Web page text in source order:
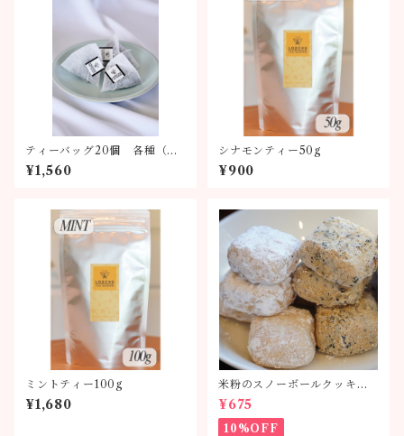
ティーバッグ20個 各種（全
6種類）
¥1,560
シナモンティー50g
¥900
ミントティー100g
¥1,680
米粉のスノーボールクッキー
単品
¥675
10%OFF